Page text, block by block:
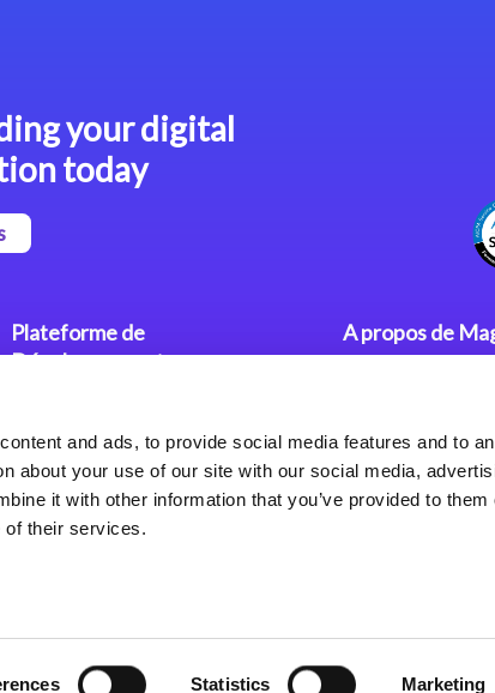
and ads, to provide social media features and to
about your use of our site with our social media,
it with other information that you’ve provided to them
of their services.
Statistics Marketing
your digital
today
Plateforme de
Développement
xpa
Framework Web pour Magic
xpa
A propos de
Politique de